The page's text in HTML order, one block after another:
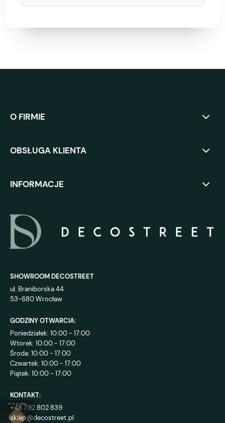
O FIRMIE
OBSŁUGA KLIENTA
INFORMACJE
SHOWROOM DECOSTREET
ul. Braniborska 44
53-680 Wrocław
GODZINY OTWARCIA:
Poniedziałek: 10:00 - 17:00
Wtorek: 10:00 - 17:00
Środa: 10:00 - 17:00
Czwartek: 10:00 - 17:00
Piątek: 10:00 - 17:00
KONTAKT:
+48 792 802 839
sklep@decostreet.pl
4.9